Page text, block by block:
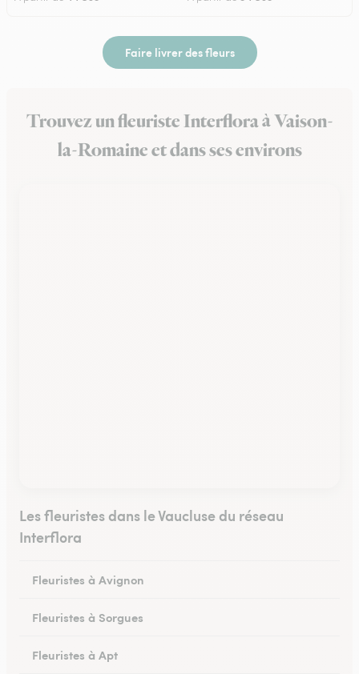
Faire livrer des fleurs
Trouvez un fleuriste Interflora à Vaison-
la-Romaine et dans ses environs
Les fleuristes dans le Vaucluse du réseau
Interflora
Fleuristes à Avignon
Fleuristes à Sorgues
Fleuristes à Apt